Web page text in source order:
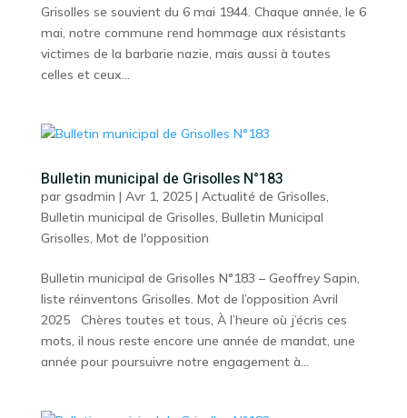
Grisolles se souvient du 6 mai 1944. Chaque année, le 6
mai, notre commune rend hommage aux résistants
victimes de la barbarie nazie, mais aussi à toutes
celles et ceux...
Bulletin municipal de Grisolles N°183
par gsadmin | Avr 1, 2025| Actualité de Grisolles,
Bulletin municipal de Grisolles, Bulletin Municipal
Grisolles, Mot de l'opposition
Bulletin municipal de Grisolles N°183 – Geoffrey Sapin,
liste réinventons Grisolles. Mot de l’opposition Avril
2025 Chères toutes et tous, À l’heure où j’écris ces
mots, il nous reste encore une année de mandat, une
année pour poursuivre notre engagement à...